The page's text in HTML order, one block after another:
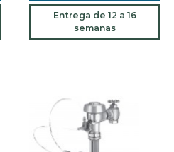
Entrega de 12 a 16
semanas